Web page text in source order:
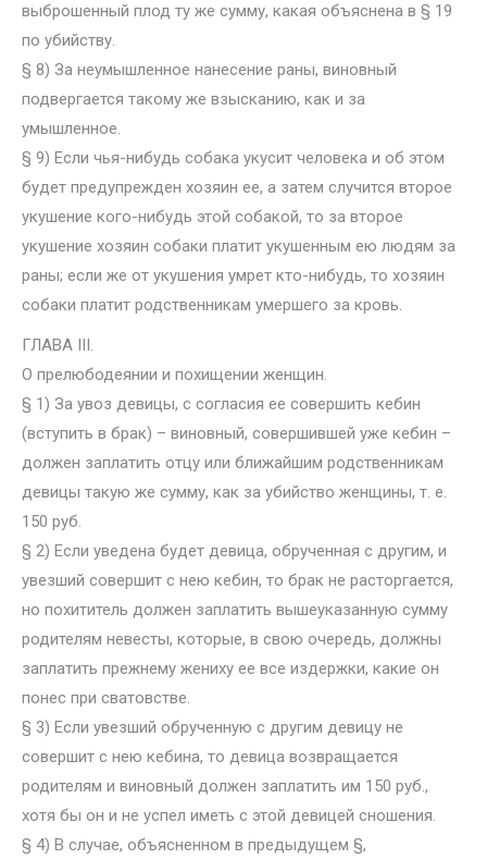
выброшенный плод ту же сумму, какая объяснена в § 19
по убийству.
§ 8) За неумышленное нанесение раны, виновный
подвергается такому же взысканию, как и за
умышленное.
§ 9) Если чья-нибудь собака укусит человека и об этом
будет предупрежден хозяин ее, а затем случится второе
укушение кого-нибудь этой собакой, то за второе
укушение хозяин собаки платит укушенным ею людям за
раны; если же от укушения умрет кто-нибудь, то хозяин
собаки платит родственникам умершего за кровь.
ГЛАВА III.
О прелюбодеянии и похищении женщин.
§ 1) За увоз девицы, с согласия ее совершить кебин
(вступить в брак) – виновный, совершившей уже кебин –
должен заплатить отцу или ближайшим родственникам
девицы такую же сумму, как за убийство женщины, т. е.
150 руб.
§ 2) Если уведена будет девица, обрученная с другим, и
увезший совершит с нею кебин, то брак не расторгается,
но похититель должен заплатить вышеуказанную сумму
родителям невесты, которые, в свою очередь, должны
заплатить прежнему жениху ее все издержки, какие он
понес при сватовстве.
§ 3) Если увезший обрученную с другим девицу не
совершит с нею кебина, то девица возвращается
родителям и виновный должен заплатить им 150 руб.,
хотя бы он и не успел иметь с этой девицей сношения.
§ 4) В случае, объясненном в предыдущем §,